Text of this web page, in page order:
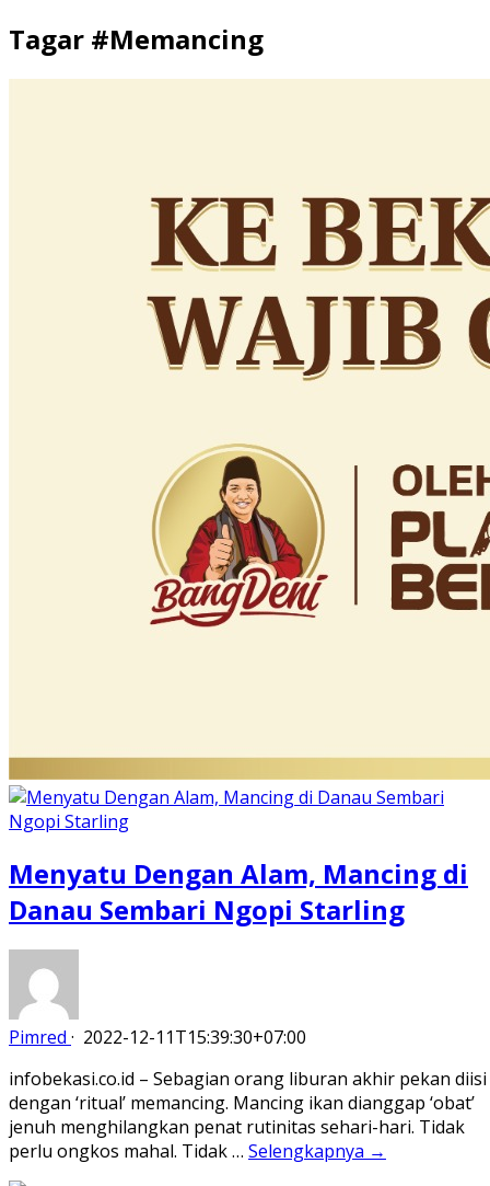
Tagar #Memancing
Menyatu Dengan Alam, Mancing di
Danau Sembari Ngopi Starling
Pimred · 2022-12-11T15:39:30+07:00
infobekasi.co.id – Sebagian orang liburan akhir pekan diisi
dengan ‘ritual’ memancing. Mancing ikan dianggap ‘obat’
jenuh menghilangkan penat rutinitas sehari-hari. Tidak
perlu ongkos mahal. Tidak … Selengkapnya →